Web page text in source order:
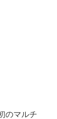
のマルチ